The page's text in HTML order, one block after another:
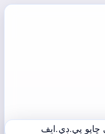
ڇاپو پي.ڊي.ايف